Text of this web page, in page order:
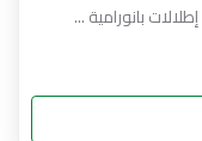
بانورامية ...